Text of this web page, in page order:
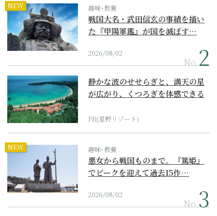
NEW 趣味･教養
戦国大名・武田信玄の事績を描い
た『甲陽軍鑑』が国を滅ぼす…
2026/08/02
No.
静かな波のせせらぎと、満天の星
が広がり、くつろぎを体感できる
PR(星野リゾート)
NEW 趣味･教養
悪女から戦国ものまで。『篤姫』
でピークを迎えて過去15作…
2026/08/02
No.